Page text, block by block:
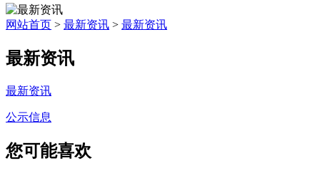
网站首页 > 最新资讯 > 最新资讯
最新资讯
最新资讯
公示信息
您可能喜欢